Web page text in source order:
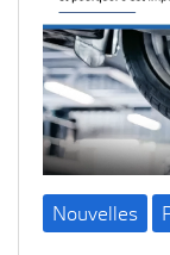
Nouvelles